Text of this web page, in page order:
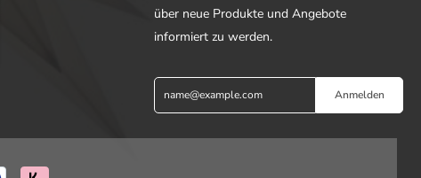
über neue Produkte und Angebote
informiert zu werden.
Anmelden